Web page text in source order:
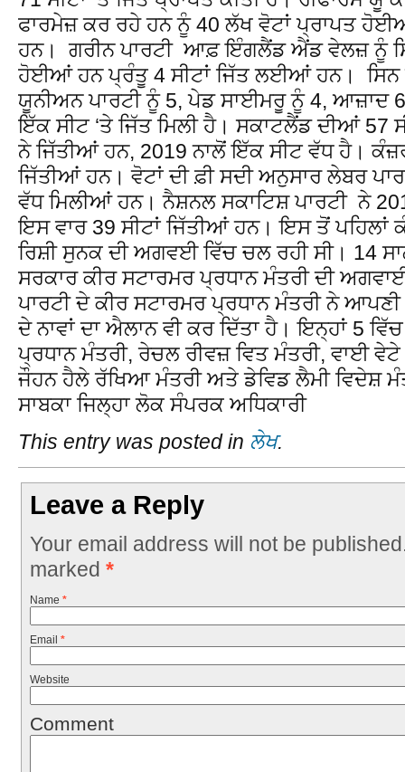
ਫਾਰਮੇਜ਼ ਕਰ ਰਹੇ ਹਨ ਨੂੰ 40 ਲੱਖ ਵੋਟਾਂ ਪ੍ਰਾਪਤ
ਹਨ। ਗਰੀਨ ਪਾਰਟੀ ਆਫ਼ ਇੰਗਲੈਂਡ ਐਂਡ ਵੇਲਜ਼ ਨੂੰ
ਹੋਈਆਂ ਹਨ ਪ੍ਰੰਤੂ 4 ਸੀਟਾਂ ਜਿੱਤ ਲਈਆਂ ਹਨ। ਸਿਨ
ਯੂਨੀਅਨ ਪਾਰਟੀ ਨੂੰ 5, ਪੇਡ ਸਾਈਮਰੂ ਨੂੰ 4,
ਇੱਕ ਸੀਟ ‘ਤੇ ਜਿੱਤ ਮਿਲੀ ਹੈ। ਸਕਾਟਲੈਂਡ ਦੀਆਂ 57
ਨੇ ਜਿੱਤੀਆਂ ਹਨ, 2019 ਨਾਲੋਂ ਇੱਕ ਸੀਟ ਵੱਧ ਹੈ।
ਜਿੱਤੀਆਂ ਹਨ। ਵੋਟਾਂ ਦੀ ਫ਼ੀ ਸਦੀ ਅਨੁਸਾਰ ਲੇਬਰ
ਵੱਧ ਮਿਲੀਆਂ ਹਨ। ਨੈਸ਼ਨਲ ਸਕਾਟਿਸ਼ ਪਾਰਟੀ ਨੇ
ਇਸ ਵਾਰ 39 ਸੀਟਾਂ ਜਿੱਤੀਆਂ ਹਨ। ਇਸ ਤੋਂ ਪਹਿਲਾਂ
ਰਿਸ਼ੀ ਸੁਨਕ ਦੀ ਅਗਵਈ ਵਿੱਚ ਚਲ ਰਹੀ ਸੀ। 14
ਸਰਕਾਰ ਕੀਰ ਸਟਾਰਮਰ ਪ੍ਰਧਾਨ ਮੰਤਰੀ ਦੀ
ਪਾਰਟੀ ਦੇ ਕੀਰ ਸਟਾਰਮਰ ਪ੍ਰਧਾਨ ਮੰਤਰੀ ਨੇ
ਦੇ ਨਾਵਾਂ ਦਾ ਐਲਾਨ ਵੀ ਕਰ ਦਿੱਤਾ ਹੈ। ਇਨ੍ਹਾਂ 5
ਪ੍ਰਧਾਨ ਮੰਤਰੀ, ਰੇਚਲ ਰੀਵਜ਼ ਵਿਤ ਮੰਤਰੀ, ਵਾਈ
ਜੌਹਨ ਹੈਲੇ ਰੱਖਿਆ ਮੰਤਰੀ ਅਤੇ ਡੇਵਿਡ ਲੈਮੀ ਵਿਦੇਸ਼
ਸਾਬਕਾ ਜਿਲ੍ਹਾ ਲੋਕ ਸੰਪਰਕ ਅਧਿਕਾਰੀ
This entry was posted in ਲੇਖ.
Leave a Reply
Your email address will not be
marked *
Name *
Email *
Website
Comment